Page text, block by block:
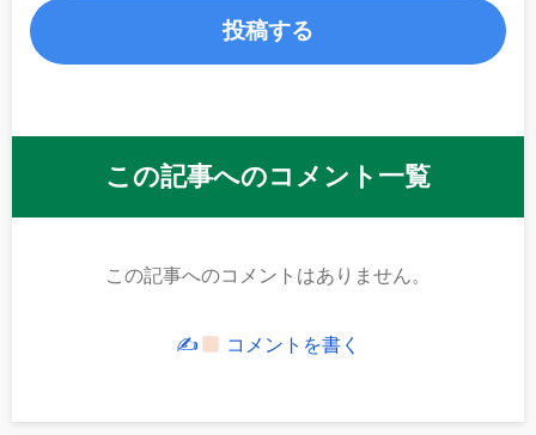
この記事へのコメント一覧
この記事へのコメントはありません。
✍ コメントを書く